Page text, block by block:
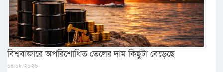
বিশ্ববাজারে অপরিশোধিত তেলের দাম কিছুটা বেড়েছে
০৪/০৮/২০২৬